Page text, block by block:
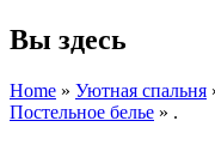
Вы здесь
Home » Уютная спальня
Постельное белье » .